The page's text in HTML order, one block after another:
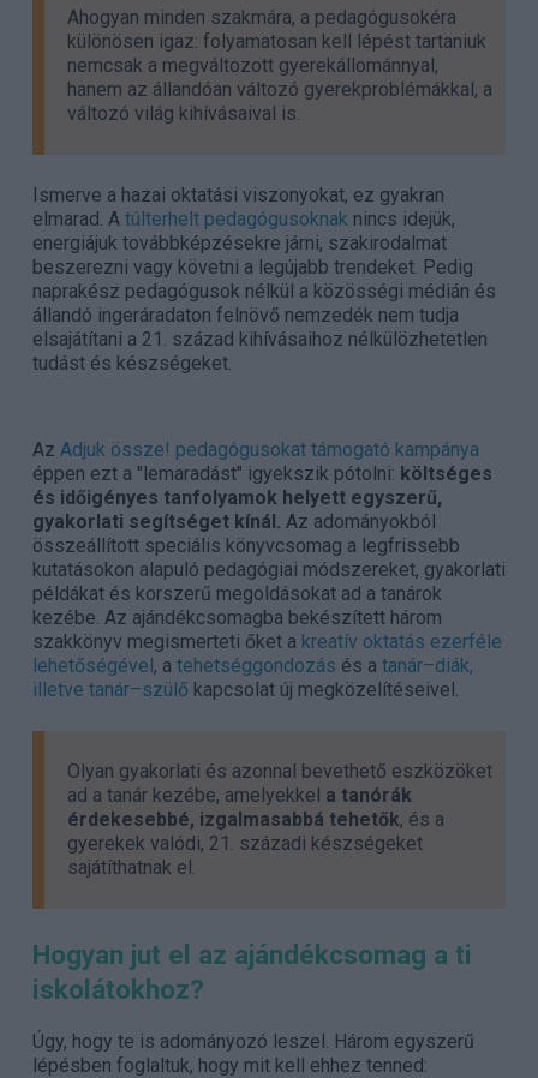
Ahogyan minden szakmára, a pedagógusokéra
különösen igaz: folyamatosan kell lépést tartaniuk
nemcsak a megváltozott gyerekállománnyal,
hanem az állandóan változó gyerekproblémákkal, a
változó világ kihívásaival is.
Ismerve a hazai oktatási viszonyokat, ez gyakran
elmarad. A túlterhelt pedagógusoknak nincs idejük,
energiájuk továbbképzésekre járni, szakirodalmat
beszerezni vagy követni a legújabb trendeket. Pedig
naprakész pedagógusok nélkül a közösségi médián és
állandó ingeráradaton felnövő nemzedék nem tudja
elsajátítani a 21. század kihívásaihoz nélkülözhetetlen
tudást és készségeket.
Az Adjuk össze! pedagógusokat támogató kampánya
éppen ezt a "lemaradást" igyekszik pótolni: költséges
és időigényes tanfolyamok helyett egyszerű,
gyakorlati segítséget kínál. Az adományokból
összeállított speciális könyvcsomag a legfrissebb
kutatásokon alapuló pedagógiai módszereket, gyakorlati
példákat és korszerű megoldásokat ad a tanárok
kezébe. Az ajándékcsomagba bekészített három
szakkönyv megismerteti őket a kreatív oktatás ezerféle
lehetőségével, a tehetséggondozás és a tanár–diák,
illetve tanár–szülőkapcsolat új megközelítéseivel.
Olyan gyakorlati és azonnal bevethető eszközöket
ad a tanár kezébe, amelyekkel a tanórák
érdekesebbé, izgalmasabbá tehetők, és a
gyerekek valódi, 21. századi készségeket
sajátíthatnak el.
Hogyan jut el az ajándékcsomag a ti
iskolátokhoz?
Úgy, hogy te is adományozó leszel. Három egyszerű
lépésben foglaltuk, hogy mit kell ehhez tenned: